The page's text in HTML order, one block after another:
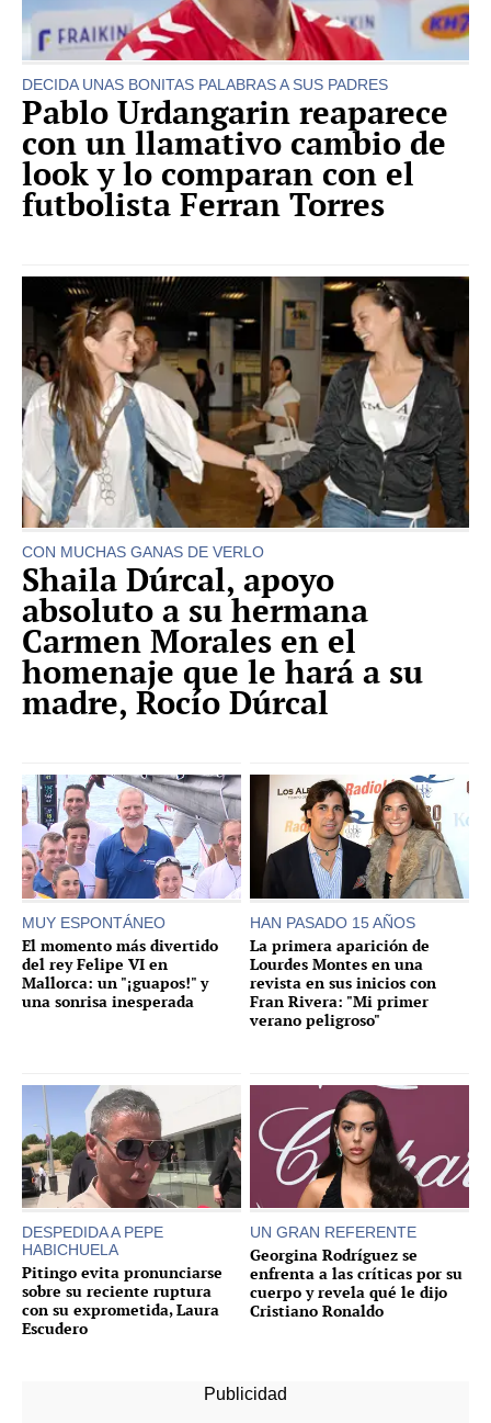
DECIDA UNAS BONITAS PALABRAS A SUS PADRES
Pablo Urdangarin reaparece
con un llamativo cambio de
look y lo comparan con el
futbolista Ferran Torres
CON MUCHAS GANAS DE VERLO
Shaila Dúrcal, apoyo
absoluto a su hermana
Carmen Morales en el
homenaje que le hará a su
madre, Rocío Dúrcal
MUY ESPONTÁNEO
El momento más divertido
del rey Felipe VI en
Mallorca: un "¡guapos!" y
una sonrisa inesperada
HAN PASADO 15 AÑOS
La primera aparición de
Lourdes Montes en una
revista en sus inicios con
Fran Rivera: "Mi primer
verano peligroso"
DESPEDIDA A PEPE
HABICHUELA
Pitingo evita pronunciarse
sobre su reciente ruptura
con su exprometida, Laura
Escudero
UN GRAN REFERENTE
Georgina Rodríguez se
enfrenta a las críticas por su
cuerpo y revela qué le dijo
Cristiano Ronaldo